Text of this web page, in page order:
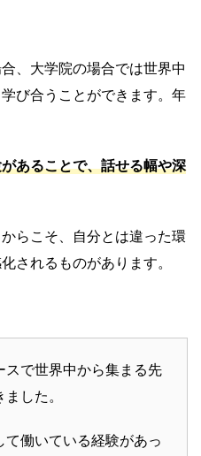
、大学院の場合では世界中
び合うことができます。年
あることで、話せる幅や深
らこそ、自分とは違った環
されるものがあります。
で世界中から集まる先
した。
働いている経験があっ